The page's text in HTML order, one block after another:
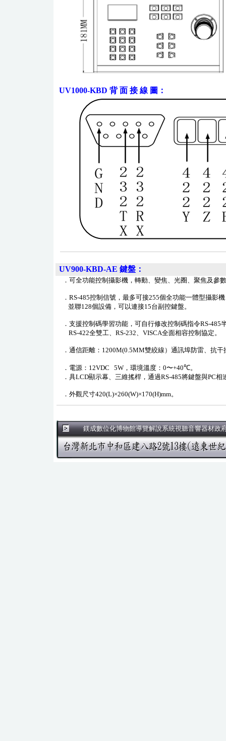
UV1000-KBD 背 面 接 線 圖 ：
UV900-KBD-AE 鍵盤：
．可全功能控制攝影機，轉動、變焦、光圈、聚焦及參
． RS-485控制信號，最多可接255個全功能一體型攝影
並聯128個設備，可以連接15台副控鍵盤。
．支援控制碼學習功能，可自行修改控制碼指令RS-485
RS-422全雙工、 RS-232、 VISCA全面相容控制協定。
．通信距離： 1200M(0.5MM雙絞線 ） 通訊埠防雷、抗干
．電源： 12VDC 5W，環境溫度： 0〜+40℃。
．具LCD顯示幕、三維搖桿，通過RS-485將鍵盤與PC相
．外觀尺寸420(L)×260(W)×170(H)mm。
鎂成數位化博物館導覽解說系統視聽音響器材政